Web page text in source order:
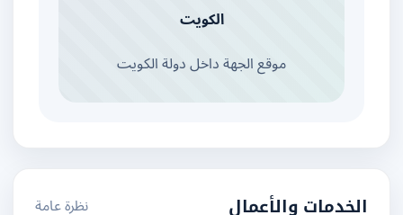
الكويت
موقع الجهة داخل دولة الكويت
الخدمات والأعمال نظرة عامة